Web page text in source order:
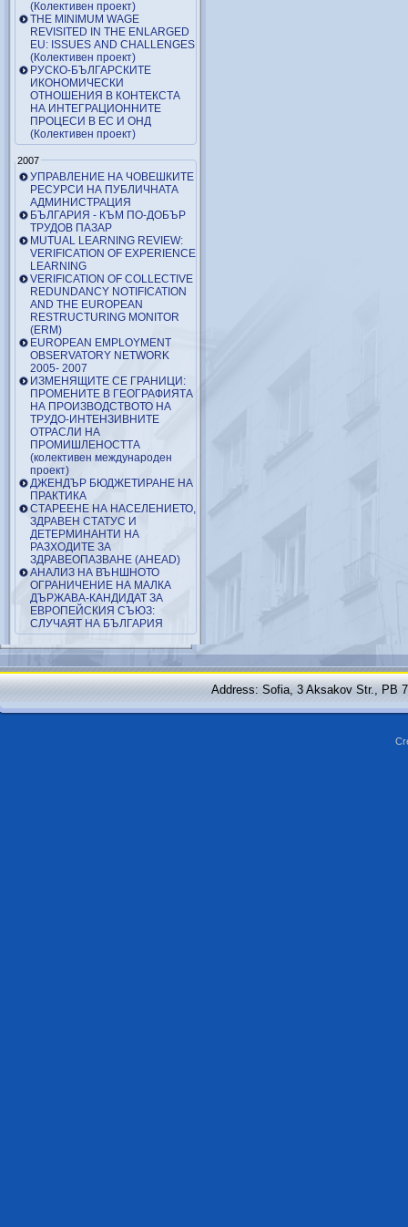
(Колективен проект)
THE MINIMUM WAGE
REVISITED IN THE ENLARGED
EU: ISSUES AND CHALLENGES
(Колективен проект)
РУСКО-БЪЛГАРСКИТЕ
ИКОНОМИЧЕСКИ
ОТНОШЕНИЯ В КОНТЕКСТА
НА ИНТЕГРАЦИОННИТЕ
ПРОЦЕСИ В ЕС И ОНД
(Колективен проект)
2007
УПРАВЛЕНИЕ НА ЧОВЕШКИТЕ
РЕСУРСИ НА ПУБЛИЧНАТА
АДМИНИСТРАЦИЯ
БЪЛГАРИЯ - КЪМ ПО-ДОБЪР
ТРУДОВ ПАЗАР
MUTUAL LEARNING REVIEW:
VERIFICATION OF EXPERIENCE
LEARNING
VERIFICATION OF COLLECTIVE
REDUNDANCY NOTIFICATION
AND THE EUROPEAN
RESTRUCTURING MONITOR
(ERM)
EUROPEAN EMPLOYMENT
OBSERVATORY NETWORK
2005- 2007
ИЗМЕНЯЩИТЕ СЕ ГРАНИЦИ:
ПРОМЕНИТЕ В ГЕОГРАФИЯТА
НА ПРОИЗВОДСТВОТО НА
ТРУДО-ИНТЕНЗИВНИТЕ
ОТРАСЛИ НА
ПРОМИШЛЕНОСТТА
(колективен международен
проект)
ДЖЕНДЪР БЮДЖЕТИРАНЕ НА
ПРАКТИКА
СТАРЕЕНЕ НА НАСЕЛЕНИЕТО,
ЗДРАВЕН СТАТУС И
ДЕТЕРМИНАНТИ НА
РАЗХОДИТЕ ЗА
ЗДРАВЕОПАЗВАНЕ (AHEAD)
АНАЛИЗ НА ВЪНШНОТО
ОГРАНИЧЕНИЕ НА МАЛКА
ДЪРЖАВА-КАНДИДАТ ЗА
ЕВРОПЕЙСКИЯ СЪЮЗ:
СЛУЧАЯТ НА БЪЛГАРИЯ
Address: Sofia, 3 Aksakov Str., PB